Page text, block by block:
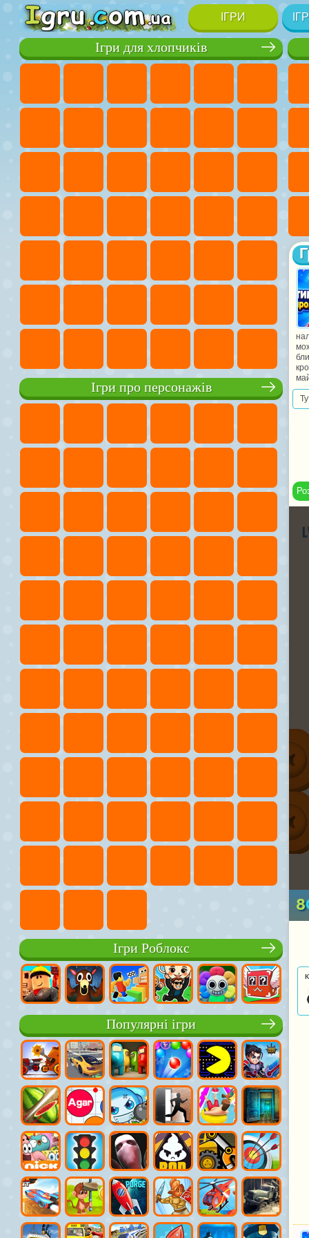
ІГРИ
Ігри для хлопчиків
Ігри про персонажів
Ігри Роблокс
Популярні ігри